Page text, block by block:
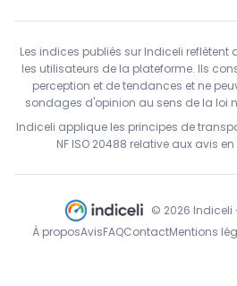
Les indices publiés sur Indiceli reflètent
les utilisateurs de la plateforme. Ils
perception et de tendances et ne
sondages d'opinion au sens de la loi
Indiceli applique les principes de
NF ISO 20488 relative aux avis
© 2026 Indiceli
À proposAvisFAQContactMentions